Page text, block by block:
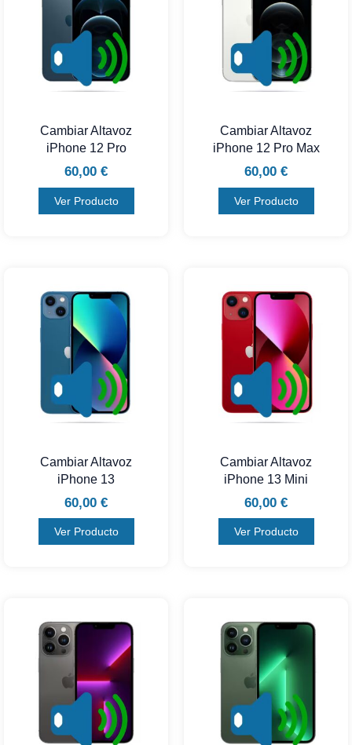
Cambiar Altavoz
iPhone 12 Pro
60,00 €
Ver Producto
Cambiar Altavoz
iPhone 12 Pro Max
60,00 €
Ver Producto
Cambiar Altavoz
iPhone 13
60,00 €
Ver Producto
Cambiar Altavoz
iPhone 13 Mini
60,00 €
Ver Producto